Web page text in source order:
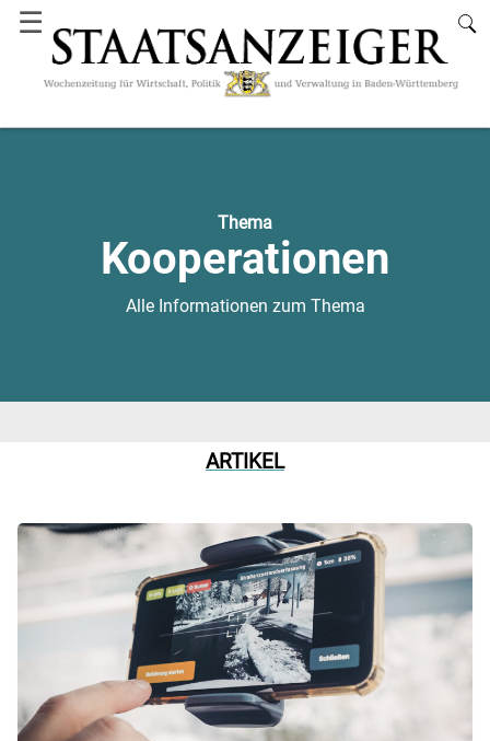
☰
Thema
Kooperationen
Alle Informationen zum Thema
ARTIKEL